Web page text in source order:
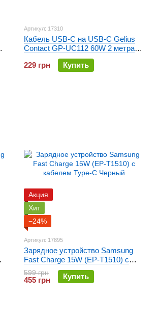
Артикул: 17310
Кабель USB-C на USB-C Gelius
Contact GP-UC112 60W 2 метра
229 грн
Купить
Акция
Хит
−24%
Артикул: 17895
Зарядное устройство Samsung
Fast Charge 15W (EP-T1510) с
кабелем Type-C Черный
599 грн
455 грн Купить